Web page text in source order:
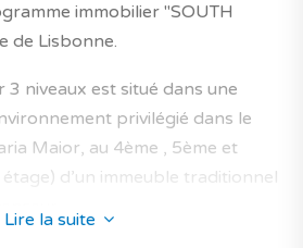
immobilier "SOUTH
de Lisbonne.
3 niveaux est situé dans une
privilégié dans le
Maior, au 4ème , 5ème et
d’un immeuble traditionnel
Lire la suite